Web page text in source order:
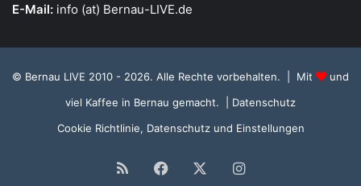
E-Mail: info (at) Bernau-LIVE.de
© Bernau LIVE 2010 - 2026. Alle Rechte vorbehalten. | Mit
und
viel Kaffee in Bernau gemacht.
| Datenschutz
Cookie Richtlinie, Datenschutz und Einstellungen
RSS Facebook Instagram